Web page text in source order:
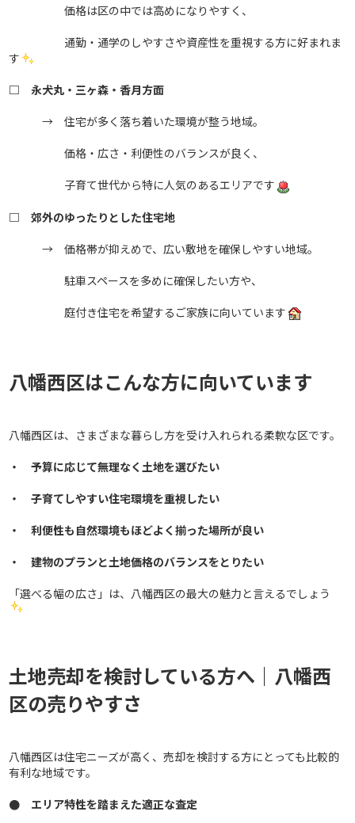
価格は区の中では高めになりやすく、
通勤・通学のしやすさや資産性を重視する方に好まれま
す
□ 永犬丸・三ヶ森・香月方面
→ 住宅が多く落ち着いた環境が整う地域。
価格・広さ・利便性のバランスが良く、
子育て世代から特に人気のあるエリアです
□ 郊外のゆったりとした住宅地
→ 価格帯が抑えめで、広い敷地を確保しやすい地域。
駐車スペースを多めに確保したい方や、
庭付き住宅を希望するご家族に向いています
八幡西区はこんな方に向いています
八幡西区は、さまざまな暮らし方を受け入れられる柔軟な区です。
・ 予算に応じて無理なく土地を選びたい
・ 子育てしやすい住宅環境を重視したい
・ 利便性も自然環境もほどよく揃った場所が良い
・ 建物のプランと土地価格のバランスをとりたい
「選べる幅の広さ」は、八幡西区の最大の魅力と言えるでしょう
土地売却を検討している方へ｜八幡西
区の売りやすさ
八幡西区は住宅ニーズが高く、売却を検討する方にとっても比較的
有利な地域です。
● エリア特性を踏まえた適正な査定